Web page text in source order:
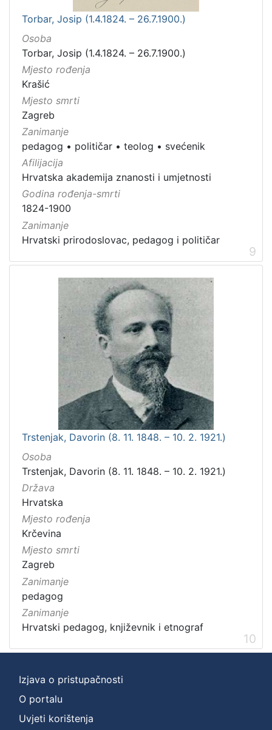
Torbar, Josip (1.4.1824. – 26.7.1900.)
Osoba
Torbar, Josip (1.4.1824. – 26.7.1900.)
Mjesto rođenja
Krašić
Mjesto smrti
Zagreb
Zanimanje
pedagog • političar • teolog • svećenik
Afilijacija
Hrvatska akademija znanosti i umjetnosti
Godina rođenja-smrti
1824-1900
Zanimanje
Hrvatski prirodoslovac, pedagog i političar
9
Trstenjak, Davorin (8. 11. 1848. – 10. 2. 1921.)
Osoba
Trstenjak, Davorin (8. 11. 1848. – 10. 2. 1921.)
Država
Hrvatska
Mjesto rođenja
Krčevina
Mjesto smrti
Zagreb
Zanimanje
pedagog
Zanimanje
Hrvatski pedagog, književnik i etnograf
10
Izjava o pristupačnosti
O portalu
Uvjeti korištenja